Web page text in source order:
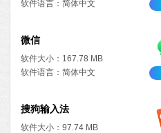
软件语言：简体中文
微信
软件大小：167.78 MB
软件语言：简体中文
搜狗输入法
软件大小：97.74 MB